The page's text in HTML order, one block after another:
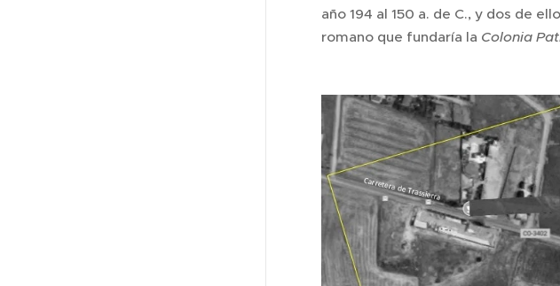
año 194 al 150 a. de C., y dos de
romano que fundaría la Colonia